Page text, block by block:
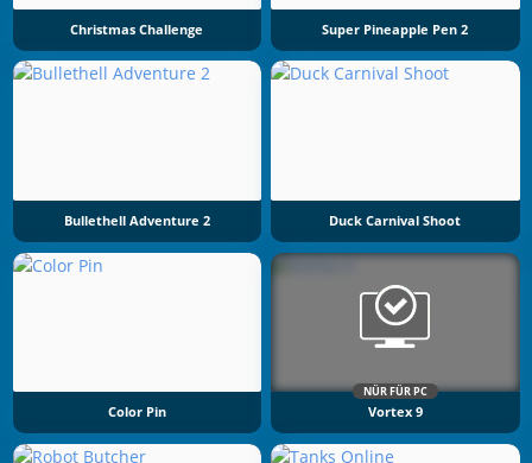
Christmas Challenge Super Pineapple Pen 2
Bullethell Adventure 2 Duck Carnival Shoot
Color Pin
NÜR FÜR PC
Vortex 9